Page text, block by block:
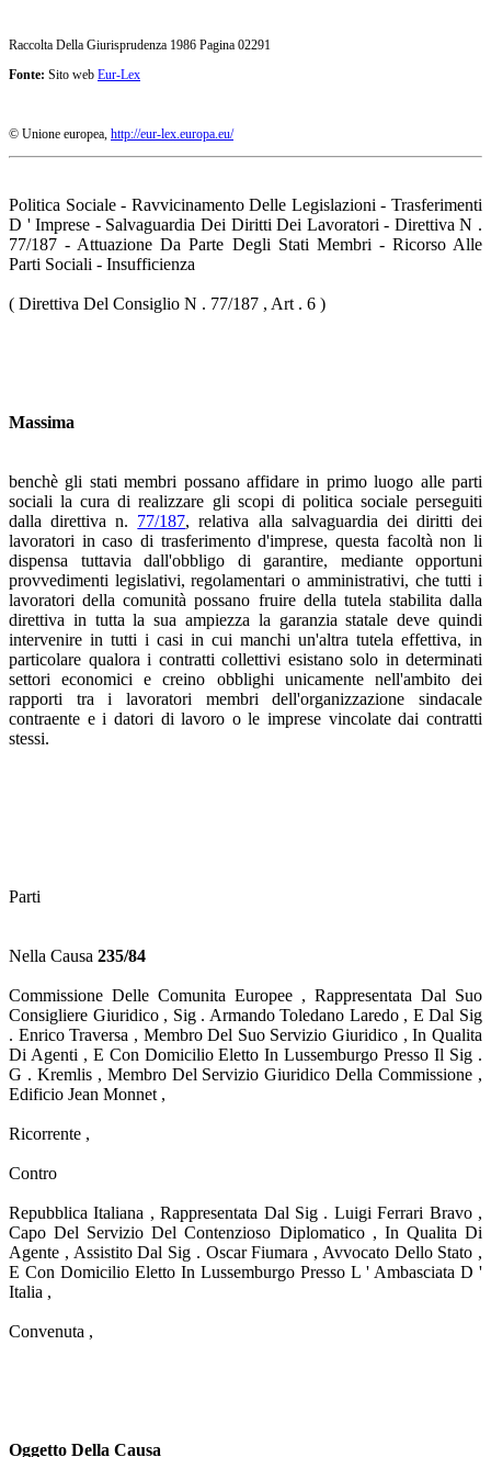
Raccolta Della Giurisprudenza 1986 Pagina 02291
Fonte: Sito web Eur-Lex
© Unione europea, http://eur-lex.europa.eu/
Politica Sociale - Ravvicinamento Delle Legislazioni - Trasferimenti
D ' Imprese - Salvaguardia Dei Diritti Dei Lavoratori - Direttiva N .
77/187 - Attuazione Da Parte Degli Stati Membri - Ricorso Alle
Parti Sociali - Insufficienza
( Direttiva Del Consiglio N . 77/187 , Art . 6 )
Massima
benchè gli stati membri possano affidare in primo luogo alle parti
sociali la cura di realizzare gli scopi di politica sociale perseguiti
dalla direttiva n. 77/187, relativa alla salvaguardia dei diritti dei
lavoratori in caso di trasferimento d'imprese, questa facoltà non li
dispensa tuttavia dall'obbligo di garantire, mediante opportuni
provvedimenti legislativi, regolamentari o amministrativi, che tutti i
lavoratori della comunità possano fruire della tutela stabilita dalla
direttiva in tutta la sua ampiezza la garanzia statale deve quindi
intervenire in tutti i casi in cui manchi un'altra tutela effettiva, in
particolare qualora i contratti collettivi esistano solo in determinati
settori economici e creino obblighi unicamente nell'ambito dei
rapporti tra i lavoratori membri dell'organizzazione sindacale
contraente e i datori di lavoro o le imprese vincolate dai contratti
stessi.
Parti
Nella Causa 235/84
Commissione Delle Comunita Europee , Rappresentata Dal Suo
Consigliere Giuridico , Sig . Armando Toledano Laredo , E Dal Sig
. Enrico Traversa , Membro Del Suo Servizio Giuridico , In Qualita
Di Agenti , E Con Domicilio Eletto In Lussemburgo Presso Il Sig .
G . Kremlis , Membro Del Servizio Giuridico Della Commissione ,
Edificio Jean Monnet ,
Ricorrente ,
Contro
Repubblica Italiana , Rappresentata Dal Sig . Luigi Ferrari Bravo ,
Capo Del Servizio Del Contenzioso Diplomatico , In Qualita Di
Agente , Assistito Dal Sig . Oscar Fiumara , Avvocato Dello Stato ,
E Con Domicilio Eletto In Lussemburgo Presso L ' Ambasciata D '
Italia ,
Convenuta ,
Oggetto Della Causa